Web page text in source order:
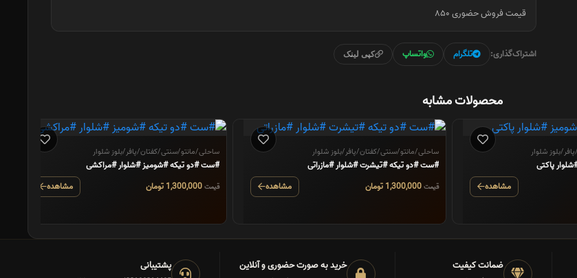
قیمت فروش حضوری ۸۵۰
اشتراک‌گذاری: تلگرام واتساپ کپی لینک
محصولات مشابه
بلوز شلوار
مشاهده
ساحلی/مانتو/سنتی/کفتان/پافر/بلوز شلوار
#ست #دو تیکه #تیشرت #شلوار #مازراتی
قیمت1,300,000 تومان مشاهده
ساحلی/مانتو/سنتی/کفتان/پافر/بلوز شلوار
#ست #دو تیکه #شومیز #شلوار #مراکشی
قیمت1,300,000 تومان مشاهده
ضمانت کیفیت خرید به صورت حضوری و آنلاین پشتیبانی